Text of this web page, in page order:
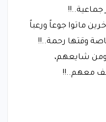
جماعية..!!
ماتوا جوعاً ورعباً
وقتها رحمة..!!
ومن شايعهم،
معهم..!!